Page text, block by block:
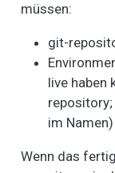
müssen:
git-
live haben
repository;
im Namen)
Wenn das